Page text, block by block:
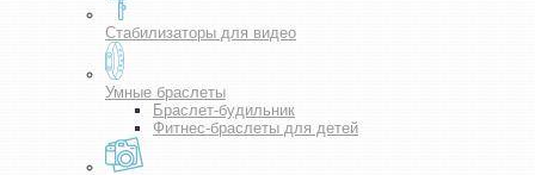
Стабилизаторы для видео
Умные браслеты
Браслет-будильник
Фитнес-браслеты для детей